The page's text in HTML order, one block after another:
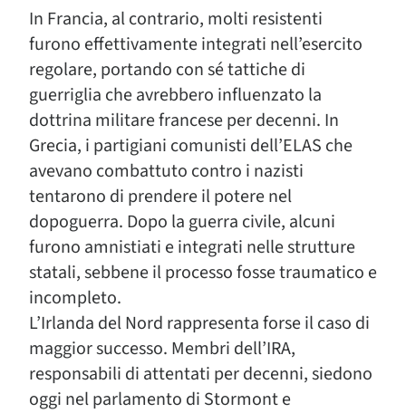
In Francia, al contrario, molti resistenti
furono effettivamente integrati nell’esercito
regolare, portando con sé tattiche di
guerriglia che avrebbero influenzato la
dottrina militare francese per decenni. In
Grecia, i partigiani comunisti dell’ELAS che
avevano combattuto contro i nazisti
tentarono di prendere il potere nel
dopoguerra. Dopo la guerra civile, alcuni
furono amnistiati e integrati nelle strutture
statali, sebbene il processo fosse traumatico e
incompleto.
L’Irlanda del Nord rappresenta forse il caso di
maggior successo. Membri dell’IRA,
responsabili di attentati per decenni, siedono
oggi nel parlamento di Stormont e